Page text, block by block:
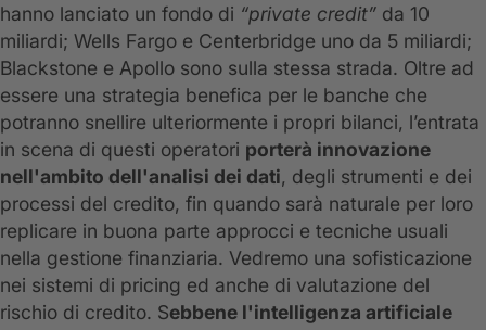
hanno lanciato un fondo di “private credit” da 10
miliardi; Wells Fargo e Centerbridge uno da 5 miliardi;
Blackstone e Apollo sono sulla stessa strada. Oltre ad
essere una strategia benefica per le banche che
potranno snellire ulteriormente i propri bilanci, l’entrata
in scena di questi operatori porterà innovazione
nell'ambito dell'analisi dei dati, degli strumenti e dei
processi del credito, fin quando sarà naturale per loro
replicare in buona parte approcci e tecniche usuali
nella gestione finanziaria. Vedremo una sofisticazione
nei sistemi di pricing ed anche di valutazione del
rischio di credito. Sebbene l'intelligenza artificiale